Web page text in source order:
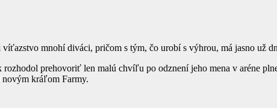
mnohí diváci, pričom s tým, čo urobí s výhrou, má jasno už
rozhodol prehovoriť len malú chvíľu po odznení jeho mena v aréne
novým kráľom Farmy.